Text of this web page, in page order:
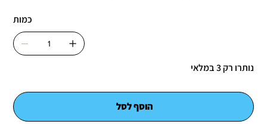
כמות
נותרו רק 3 במלאי
הוסף לסל